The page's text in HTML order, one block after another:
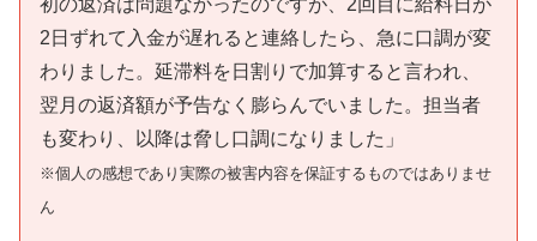
2日ずれて入金が遅れると連絡したら、急に口調が変
わりました。延滞料を日割りで加算すると言われ、
翌月の返済額が予告なく膨らんでいました。担当者
も変わり、以降は脅し口調になりました」
※個人の感想であり実際の被害内容を保証するものではありませ
ん